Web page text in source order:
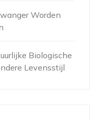
Worden
Biologische
Levensstijl